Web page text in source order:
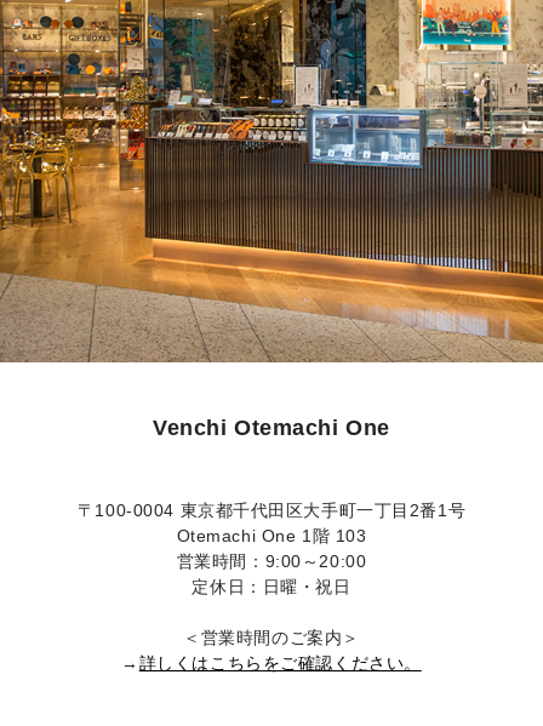
Venchi Otemachi One
〒 100-0004 東京都千代田区大手町一丁目 2番1 号
Otemachi One 1 階 103
営業時間： 9:00 ～ 20:00
定休日：日曜・祝日
＜営業時間のご案内＞
→ 詳しくはこちらをご確認ください。